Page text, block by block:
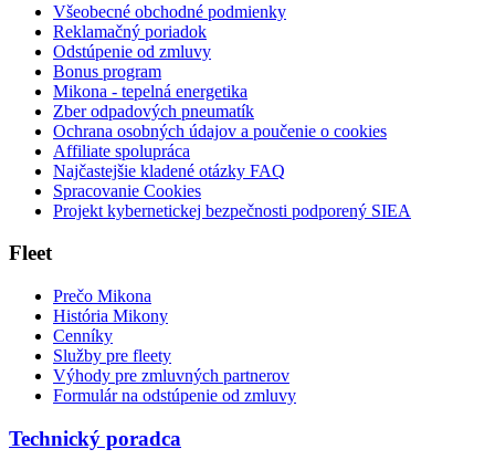
Všeobecné obchodné podmienky
Reklamačný poriadok
Odstúpenie od zmluvy
Bonus program
Mikona - tepelná energetika
Zber odpadových pneumatík
Ochrana osobných údajov a poučenie o cookies
Affiliate spolupráca
Najčastejšie kladené otázky FAQ
Spracovanie Cookies
Projekt kybernetickej bezpečnosti podporený SIEA
Fleet
Prečo Mikona
História Mikony
Cenníky
Služby pre fleety
Výhody pre zmluvných partnerov
Formulár na odstúpenie od zmluvy
Technický poradca